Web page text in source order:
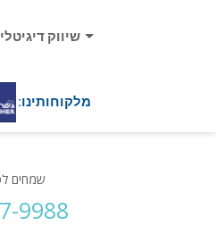
שיווק דיגיטלי
מלקוחותינו:
שמחים
9988